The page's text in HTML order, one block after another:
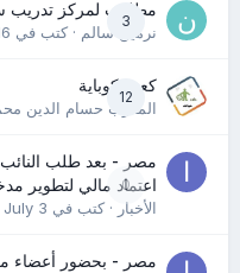
3
مطلوب لمركز تدريب
نرمين سالم· كتب في
12
كعب كوباية
المدرب حسام الدين
0
مصر - بعد طلب النائب
اعتماد مالي لتطوير
الأخبار· كتب في July 3
مصر - بحضور أعضاء